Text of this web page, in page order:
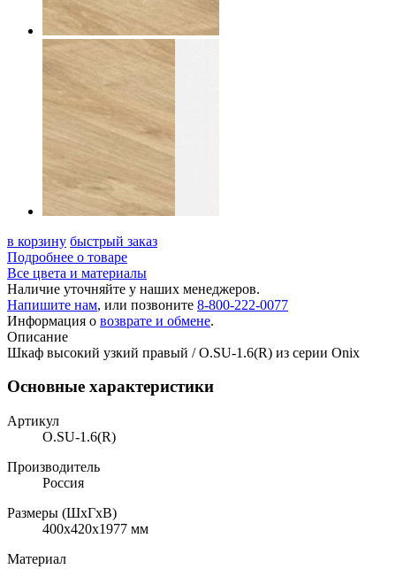
в корзину быстрый заказ
Подробнее о товаре
Все цвета и материалы
Наличие уточняйте у наших менеджеров.
Напишите нам, или позвоните 8-800-222-0077
Информация о возврате и обмене.
Описание
Шкаф высокий узкий правый / O.SU-1.6(R) из серии Onix
Основные характеристики
Артикул
O.SU-1.6(R)
Производитель
Россия
Размеры (ШхГхВ)
400x420x1977 мм
Материал